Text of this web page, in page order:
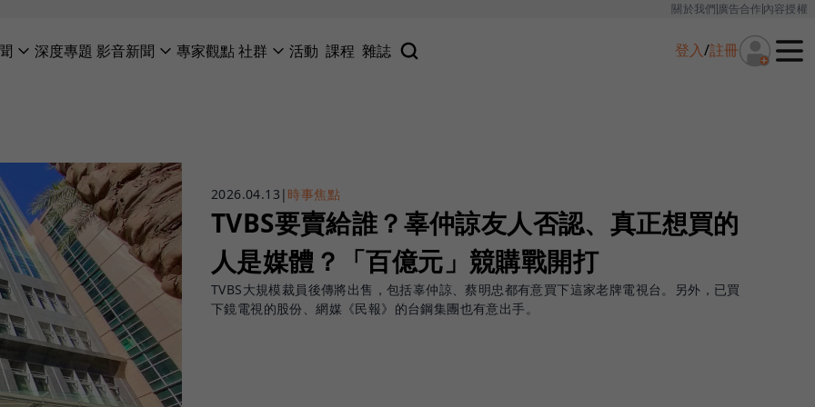
關於我們廣告合作內容授權
深度專題 影音新聞 專家觀點社群 活動 課程 雜誌 登入/註冊
2026.04.13 | 時事焦點
TVBS要賣給誰？辜仲諒友人否認、真正想買的
人是媒體？「百億元」競購戰開打
TVBS大規模裁員後傳將出售，包括辜仲諒、蔡明忠都有意買下這家老牌電視台。另外，已買
下鏡電視的股份、網媒《民報》的台鋼集團也有意出手。